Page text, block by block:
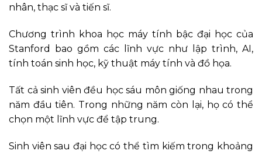
nhân, thạc sĩ và tiến sĩ.
Chương trình khoa học máy tính bậc đại học của
Stanford bao gồm các lĩnh vực như lập trình, AI,
tính toán sinh học, kỹ thuật máy tính và đồ họa.
Tất cả sinh viên đều học sáu môn giống nhau trong
năm đầu tiên. Trong những năm còn lại, họ có thể
chọn một lĩnh vực để tập trung.
Sinh viên sau đại học có thể tìm kiếm trong khoảng